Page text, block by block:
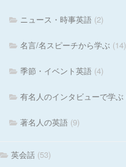
ニュース・時事英語 (2)
名言/名スピーチから学ぶ (14)
季節・イベント英語 (4)
有名人のインタビューで学ぶ
著名人の英語 (9)
英会話 (53)